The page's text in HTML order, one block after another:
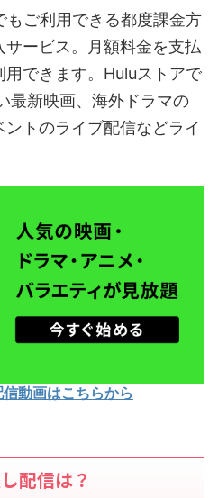
もご利用できる都度課金方
ービス。月額料金を支払
用できます。Huluストアで
最新映画、海外ドラマの
トのライブ配信などライ
動画はこちらから
配信は？